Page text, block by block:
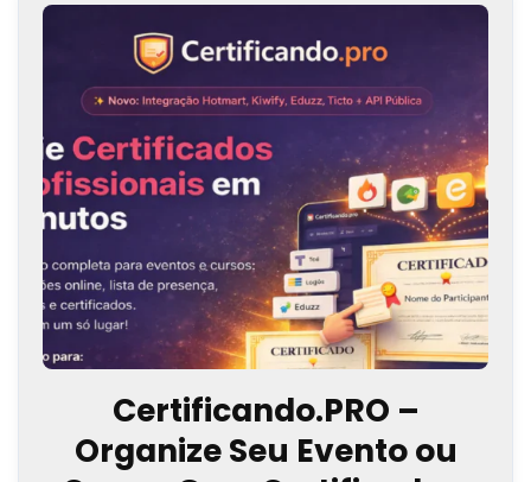
Certificando.PRO –
Organize Seu Evento ou